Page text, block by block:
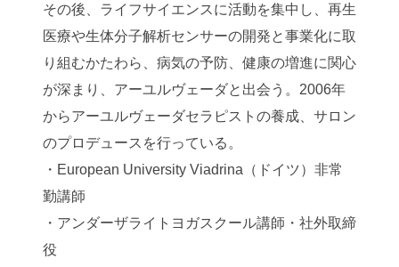
その後、ライフサイエンスに活動を集中し、再生
医療や生体分子解析センサーの開発と事業化に取
り組むかたわら、病気の予防、健康の増進に関心
が深まり、アーユルヴェーダと出会う。2006年
からアーユルヴェーダセラピストの養成、サロン
のプロデュースを行っている。
・European University Viadrina（ドイツ）非常
勤講師
・アンダーザライトヨガスクール講師・社外取締
役